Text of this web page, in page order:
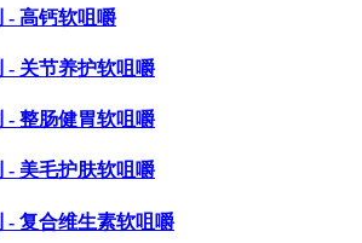
- 高钙软咀嚼
- 关节养护软咀嚼
- 整肠健胃软咀嚼
- 美毛护肤软咀嚼
- 复合维生素软咀嚼